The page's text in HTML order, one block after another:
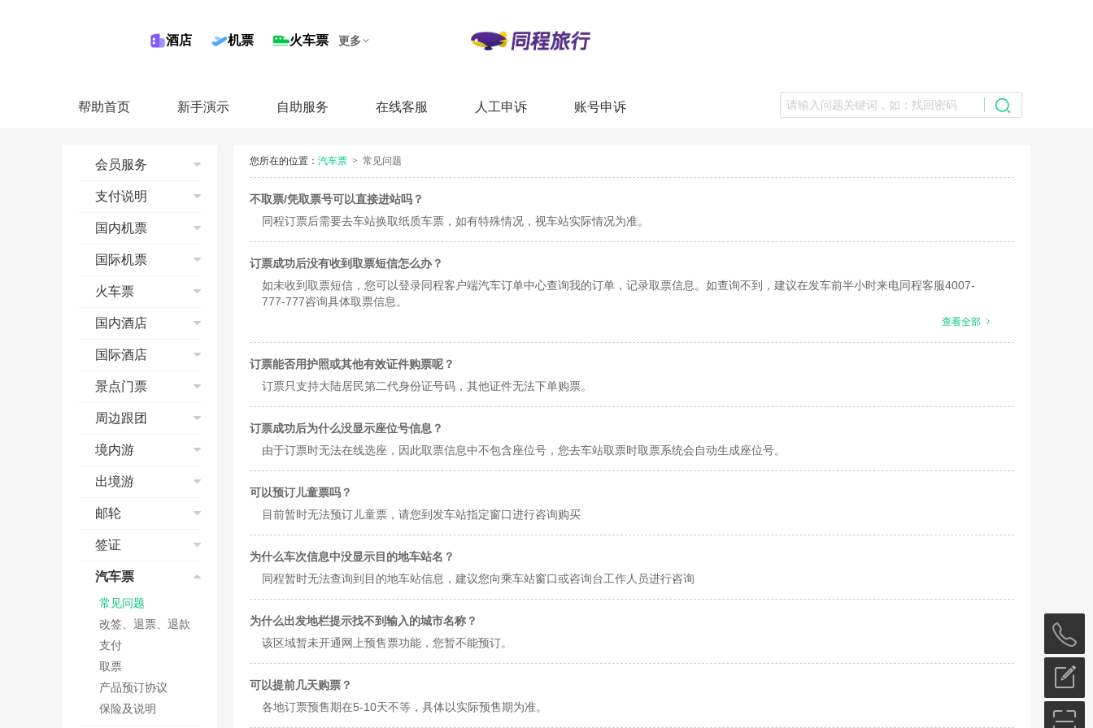
酒店 机票 火车票 更多
帮助首页 新手演示 自助服务 在线客服 人工申诉 账号申诉
会员服务
注册同程会员
修改手机
修改会员资料
奖金账户
会员等级
联系我们
短信和邮箱问题
支付说明
信用卡
第三方平台
国内机票
国内机票流程演示
预订
支付
机票报销
退改签
值机
安检
低价预约
网上选座
在线值机
联程机票使用规定
国际机票
国际机票流程
预订
支付
退票、改签
乘机
其他
火车票
预订须知
改签
取票&报销凭证
电子客票
学生票
国内酒店
酒店流程演示
如何预订酒店
订单填写常见问题
办理入住及延住
信用卡担保
酒店价格
国际酒店
酒店搜索
国际酒店价格
入住及退房
取消及退订
景点门票
景点流程演示
取票说明
订单确认
明
订单修改与取消
点评及满意度
间
放心订服务承诺
周边跟团
红包相关
预定问题
支付问题
保险问题
发票问题
境内游
预订须知
支付方式
订单修改与取消
发票/报销凭证
退款、退团政策
旅游意外险
取消险
预订提示
出境游
出境游流程演示
签署旅游合同
支付方式
邮轮
邮轮流程演示
支付宝典
合同签约
订单修改与取消
发票/报销凭证
退款、退团政策
订单查询
旅游保险问题
签证
个签常见问题
汽车票
常见问题
改签、退票、退款
支付
取票
产品预订协议
保险及说明
您所在的位置： 汽车票 > 常见问题
不取票/凭取票号可以直接进站吗？
同程订票后需要去车站换取纸质车票，如有特殊情况，视车站实际情况为准。
订票成功后没有收到取票短信怎么办？
如未收到取票短信，您可以登录同程客户端汽车订单中心查询我的订单，记录取票信息。如查询不到，建议在发车前半小时来电同程客服4007-
777-777咨询具体取票信息。
查看全部
订票能否用护照或其他有效证件购票呢？
订票只支持大陆居民第二代身份证号码，其他证件无法下单购票。
订票成功后为什么没显示座位号信息？
由于订票时无法在线选座，因此取票信息中不包含座位号，您去车站取票时取票系统会自动生成座位号。
可以预订儿童票吗？
目前暂时无法预订儿童票，请您到发车站指定窗口进行咨询购买
为什么车次信息中没显示目的地车站名？
同程暂时无法查询到目的地车站信息，建议您向乘车站窗口或咨询台工作人员进行咨询
为什么出发地栏提示找不到输入的城市名称？
该区域暂未开通网上预售票功能，您暂不能预订。
可以提前几天购票？
各地订票预售期在5-10天不等，具体以实际预售期为准。